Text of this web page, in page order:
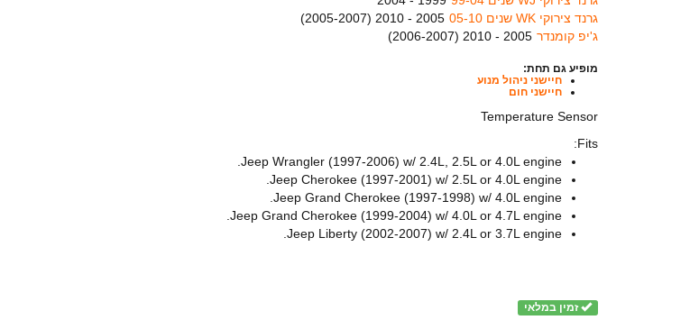
גרנד צירוקי WK שנים 05-10
2005 - 2010 (
2005-2007
)
ג'יפ קומנדר 2005 - 2010 (
2006-2007
)
מופיע גם תחת:
חיישני ניהול מנוע
חיישני חום
Temperature Sensor
Fits:
Jeep Wrangler (1997-2006) w/ 2.4L, 2.5L or 4.0L engine.
Jeep Cherokee (1997-2001) w/ 2.5L or 4.0L engine.
Jeep Grand Cherokee (1997-1998) w/ 4.0L engine.
Jeep Grand Cherokee (1999-2004) w/ 4.0L or 4.7L engine.
Jeep Liberty (2002-2007) w/ 2.4L or 3.7L engine.
זמין במלאי